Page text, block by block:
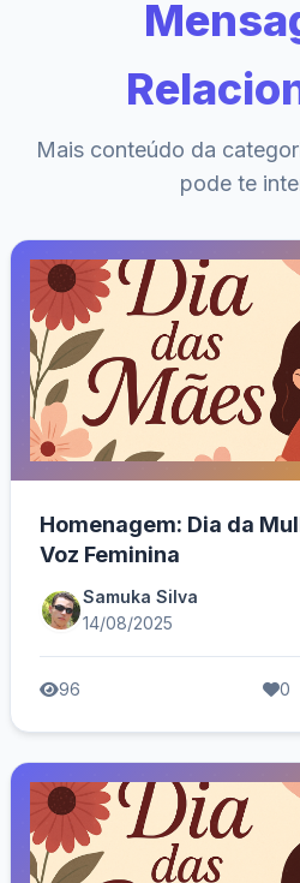
Mais conteúdo da
pode te
Homenagem: Dia da
Voz Feminina
Samuka Silva
14/08/2025
96 0